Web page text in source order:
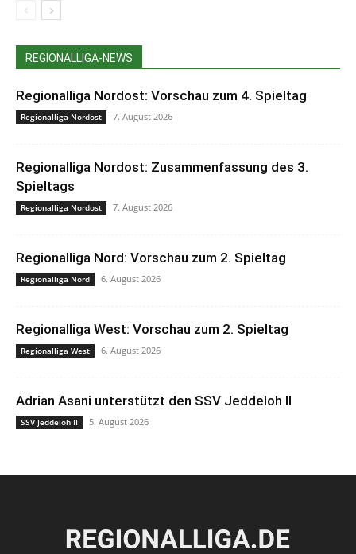
REGIONALLIGA-NEWS
Regionalliga Nordost: Vorschau zum 4. Spieltag
Regionalliga Nordost 7. August 2026
Regionalliga Nordost: Zusammenfassung des 3.
Spieltags
Regionalliga Nordost 7. August 2026
Regionalliga Nord: Vorschau zum 2. Spieltag
Regionalliga Nord 6. August 2026
Regionalliga West: Vorschau zum 2. Spieltag
Regionalliga West 6. August 2026
Adrian Asani unterstützt den SSV Jeddeloh II
SSV Jeddeloh II 5. August 2026